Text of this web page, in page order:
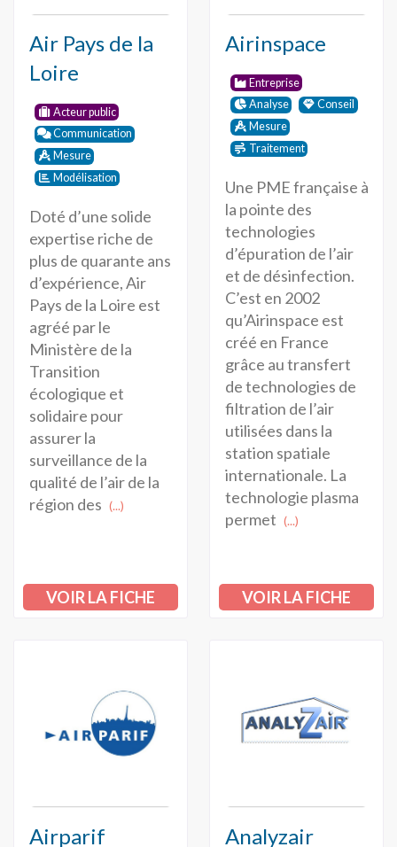
Air Pays de la
Loire
Acteur public
Communication
Mesure
Modélisation
Doté d’une solide
expertise riche de
plus de quarante ans
d’expérience, Air
Pays de la Loire est
agréé par le
Ministère de la
Transition
écologique et
solidaire pour
assurer la
surveillance de la
qualité de l’air de la
région des (...)
VOIR LA FICHE
Airinspace
Entreprise
Analyse
Conseil
Mesure
Traitement
Une PME française à
la pointe des
technologies
d’épuration de l’air
et de désinfection.
C’est en 2002
qu’Airinspace est
créé en France
grâce au transfert
de technologies de
filtration de l’air
utilisées dans la
station spatiale
internationale. La
technologie plasma
permet (...)
VOIR LA FICHE
Airparif Analyzair